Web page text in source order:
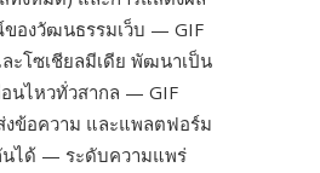
องวัฒนธรรมเว็บ — GIF
ะโซเชียลมีเดีย พัฒนาเป็น
อนไหวทั่วสากล — GIF
งข้อความ และแพลตฟอร์ม
นได้ — ระดับความแพร่